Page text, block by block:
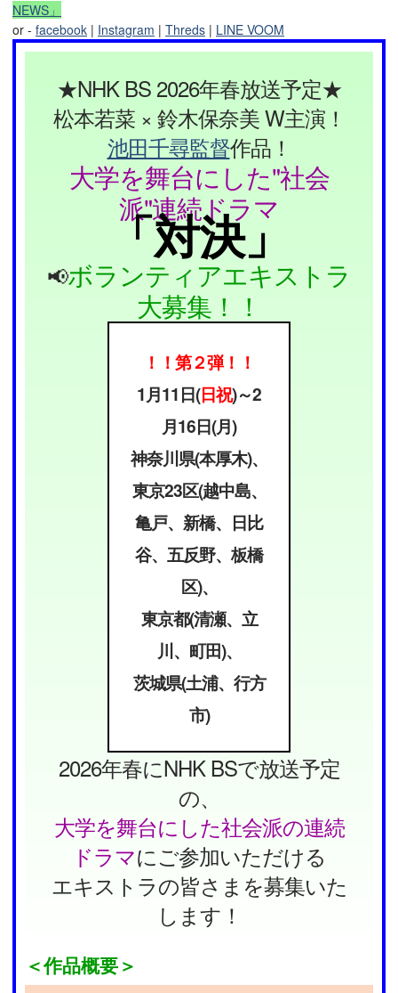
NEWS」
or - facebook | Instagram | Threds | LINE VOOM
★NHK BS 2026年春放送予定★
松本若菜 × 鈴木保奈美 W主演！
池田千尋監督作品！
大学を舞台にした"社会
派"連続ドラマ
「対決」
📢ボランティアエキストラ
大募集！！
！！第２弾！！
1月11日(日祝)～2
月16日(月)
神奈川県(本厚木)、
東京23区(越中島、
亀戸、新橋、日比
谷、五反野、板橋
区)、
東京都(清瀬、立
川、町田)、
茨城県(土浦、行方
市)
2026年春にNHK BSで放送予定
の、
大学を舞台にした社会派の連続
ドラマにご参加いただける
エキストラの皆さまを募集いた
します！
＜作品概要＞